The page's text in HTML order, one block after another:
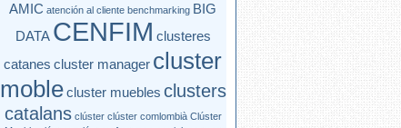
AMIC atención al cliente benchmarking BIG
DATA CENFIM clusteres
catanes cluster manager cluster
moble cluster muebles clusters
catalans clúster clúster comlombià Clúster